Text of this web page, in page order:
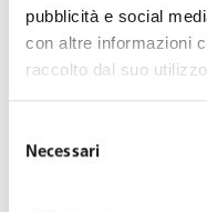
pubblicità e social
con altre informazioni
raccolto dal suo
delNecessari
Co-autore del
Editrice Bocconi
Curatore e